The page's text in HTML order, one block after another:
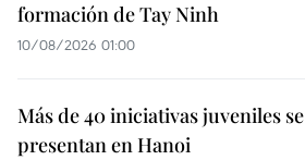
formación de Tay Ninh
10/08/2026 01:00
Más de 40 iniciativas juveniles se
presentan en Hanoi